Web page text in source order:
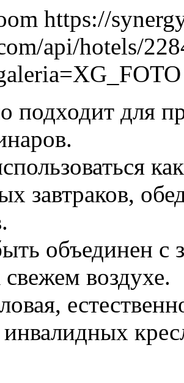
https://
api/hotels/
подходит для
завтраков,
объединен с
свежем воздухе.
инвалидных